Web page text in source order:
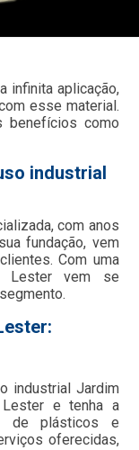
infinita aplicação,
esse material.
benefícios como
industrial
com anos
fundação, vem
Com uma
Lester vem se
industrial Jardim
Lester e tenha a
de plásticos e
oferecidas,